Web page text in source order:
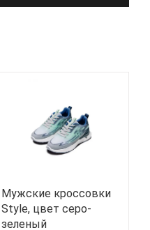
Мужские кроссовки
Style, цвет серо-
зеленый